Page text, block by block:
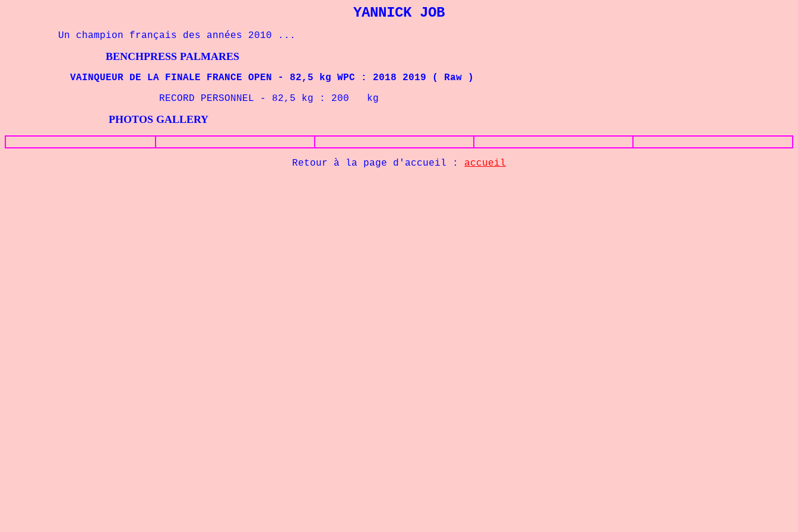
YANNICK JOB
Un champion français des années 2010 ...
BENCHPRESS PALMARES
VAINQUEUR DE LA FINALE FRANCE OPEN - 82,5 kg WPC : 2018 2019 ( Raw )
RECORD PERSONNEL - 82,5 kg : 200 kg
PHOTOS GALLERY
Retour à la page d'accueil : accueil